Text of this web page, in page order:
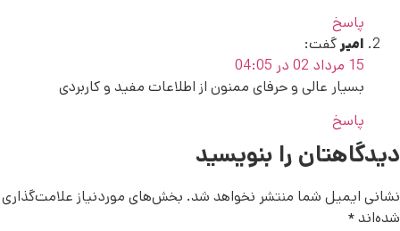
پاسخ
امیر گفت:
15 مرداد 02 در 04:05
بسیار عالی و حرفای ممنون از اطلاعات مفید و کاربردی
پاسخ
دیدگاهتان را بنویسید
نشانی ایمیل شما منتشر نخواهد شد. بخش‌های موردنیاز علامت‌گذاری
شده‌اند*